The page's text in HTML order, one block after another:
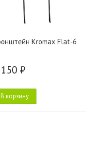
Kromax Flat-6
₽
В корзину